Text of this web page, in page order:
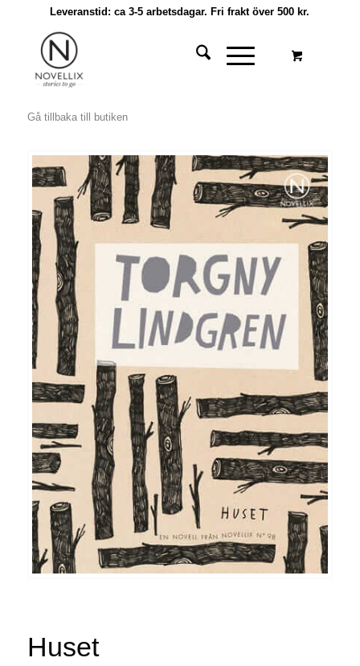
Leveranstid: ca 3-5 arbetsdagar. Fri frakt över 500 kr.
Gå tillbaka till butiken
Huset